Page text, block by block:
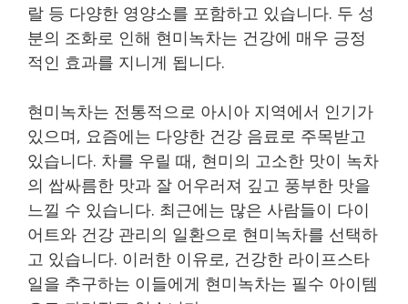
랄 등 다양한 영양소를 포함하고 있습니다. 두 성
분의 조화로 인해 현미녹차는 건강에 매우 긍정
적인 효과를 지니게 됩니다.
현미녹차는 전통적으로 아시아 지역에서 인기가
있으며, 요즘에는 다양한 건강 음료로 주목받고
있습니다. 차를 우릴 때, 현미의 고소한 맛이 녹차
의 쌉싸름한 맛과 잘 어우러져 깊고 풍부한 맛을
느낄 수 있습니다. 최근에는 많은 사람들이 다이
어트와 건강 관리의 일환으로 현미녹차를 선택하
고 있습니다. 이러한 이유로, 건강한 라이프스타
일을 추구하는 이들에게 현미녹차는 필수 아이템